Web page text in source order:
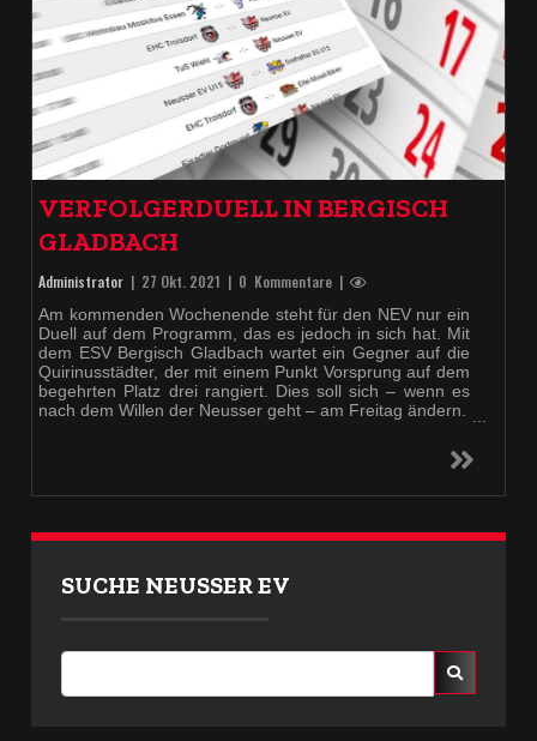
VERFOLGERDUELL IN BERGISCH
GLADBACH
Administrator | 27 Okt. 2021 | 0 Kommentare |
Am kommenden Wochenende steht für den NEV nur ein
Duell auf dem Programm, das es jedoch in sich hat. Mit
dem ESV Bergisch Gladbach wartet ein Gegner auf die
Quirinusstädter, der mit einem Punkt Vorsprung auf dem
begehrten Platz drei rangiert. Dies soll sich – wenn es
nach dem Willen der Neusser geht – am Freitag ändern.
Mit dem Saisonauftakt kann unser Gegner zufrieden
den EC Bergisch Land und den EHC Troisdorf sorgte
Ratinger Ice Aliens für Aufsehen, die man ins
Nummer“, weiß Sebastian Geisler um die
Herausforderung, die seinem Team bevorsteht. Der
Neusser Trainer erwartet einen lauf- und kampfstarken
SUCHE NEUSSER EV